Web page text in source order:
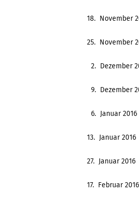
18. November
25. November
2. Dezember
9. Dezember
6. Januar
13. Januar 2016
27. Januar
17. Februar